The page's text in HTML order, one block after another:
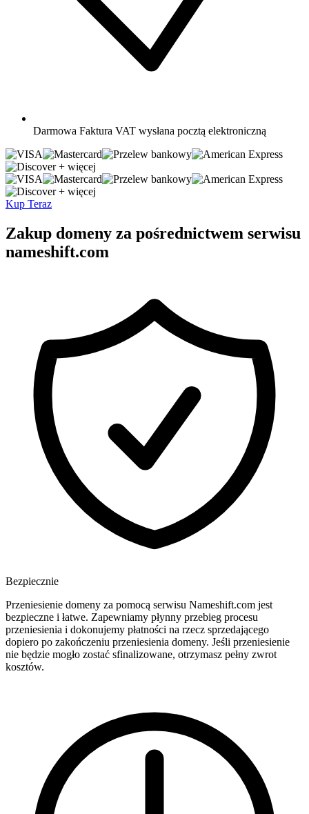
Darmowa Faktura VAT wysłana pocztą elektroniczną
+ więcej
+ więcej
Kup Teraz
Zakup domeny za pośrednictwem serwisu
nameshift.com
Bezpiecznie
Przeniesienie domeny za pomocą serwisu Nameshift.com jest
bezpieczne i łatwe. Zapewniamy płynny przebieg procesu
przeniesienia i dokonujemy płatności na rzecz sprzedającego
dopiero po zakończeniu przeniesienia domeny. Jeśli przeniesienie
nie będzie mogło zostać sfinalizowane, otrzymasz pełny zwrot
kosztów.